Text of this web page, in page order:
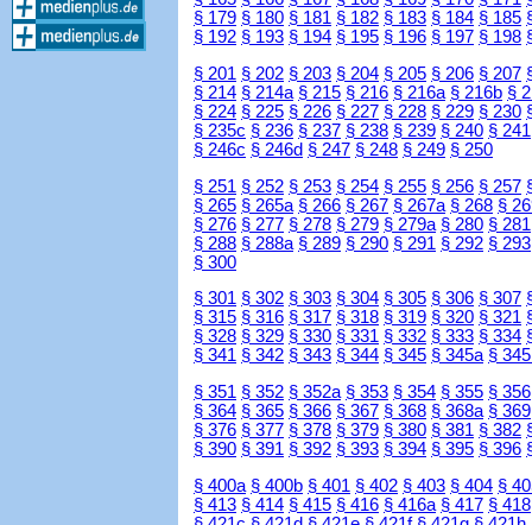
§ 179 § 180 § 181 § 182 § 183 § 184 § 185
§ 192 § 193 § 194 § 195 § 196 § 197 § 198
§ 201 § 202 § 203 § 204 § 205 § 206 § 207
§ 214 § 214a § 215 § 216 § 216a § 216b §
§ 224 § 225 § 226 § 227 § 228 § 229 § 230
§ 235c § 236 § 237 § 238 § 239 § 240 § 241
§ 246c § 246d § 247 § 248 § 249 § 250
§ 251 § 252 § 253 § 254 § 255 § 256 § 257
§ 265 § 265a § 266 § 267 § 267a § 268 §
§ 276 § 277 § 278 § 279 § 279a § 280 § 281
§ 288 § 288a § 289 § 290 § 291 § 292 § 293
§ 300
§ 301 § 302 § 303 § 304 § 305 § 306 § 307
§ 315 § 316 § 317 § 318 § 319 § 320 § 321
§ 328 § 329 § 330 § 331 § 332 § 333 § 334
§ 341 § 342 § 343 § 344 § 345 § 345a §
§ 351 § 352 § 352a § 353 § 354 § 355 § 356
§ 364 § 365 § 366 § 367 § 368 § 368a § 369
§ 376 § 377 § 378 § 379 § 380 § 381 § 382
§ 390 § 391 § 392 § 393 § 394 § 395 § 396
§ 400a § 400b § 401 § 402 § 403 § 404 §
§ 413 § 414 § 415 § 416 § 416a § 417 § 418